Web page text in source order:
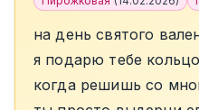
на день святого
я подарю тебе кольцо
когда решишь со